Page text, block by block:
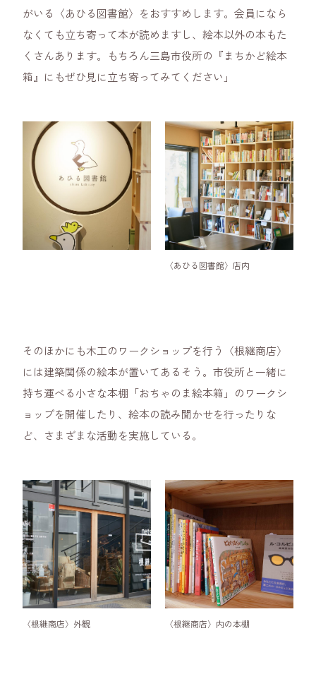
がいる〈あひる図書館〉をおすすめします。会員になら
なくても立ち寄って本が読めますし、絵本以外の本もた
くさんあります。もちろん三島市役所の『まちかど絵本
箱』にもぜひ見に立ち寄ってみてください」
〈あひる図書館〉店内
そのほかにも木工のワークショップを行う〈根継商店〉
には建築関係の絵本が置いてあるそう。市役所と一緒に
持ち運べる小さな本棚「おちゃのま絵本箱」のワークシ
ョップを開催したり、絵本の読み聞かせを行ったりな
ど、さまざまな活動を実施している。
〈根継商店〉外観 〈根継商店〉内の本棚